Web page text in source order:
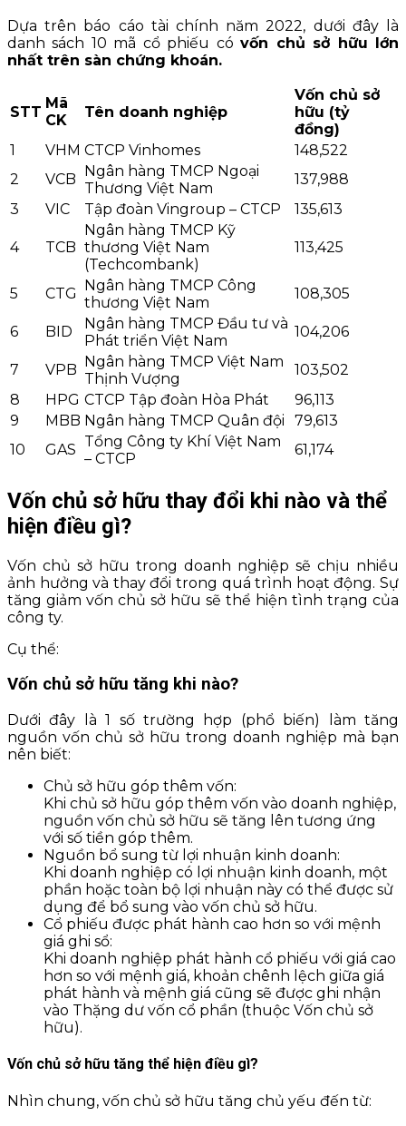
Dựa trên báo cáo tài chính năm 2022, dưới đây là
danh sách 10 mã cổ phiếu cóvốn chủ sở hữu lớn
nhất trên sàn chứng khoán.
STT
Mã
CK
Tên doanh nghiệp
Vốn chủ sở
hữu (tỷ
đồng)
1
VHM CTCP Vinhomes
148,522
2
VCB Ngân hàng TMCP Ngoại
Thương Việt Nam
137,988
3
VIC Tập đoàn Vingroup – CTCP 135,613
4 TCB
Ngân hàng TMCP Kỹ
thương Việt Nam
(Techcombank)
113,425
5 CTG Ngân hàng TMCP Công
thương Việt Nam
108,305
6 BID
Ngân hàng TMCP Đầu tư và
Phát triển Việt Nam
104,206
7 VPB Ngân hàng TMCP Việt Nam
Thịnh Vượng
103,502
8
HPG CTCP Tập đoàn Hòa Phát
96,113
9
MBB Ngân hàng TMCP Quân đội
79,613
10
GAS Tổng Công ty Khí Việt Nam
– CTCP
61,174
Vốn chủ sở hữu thay đổi khi nào và thể
hiện điều gì?
Vốn chủ sở hữu trong doanh nghiệp sẽ chịu nhiều
ảnh hưởng và thay đổi trong quá trình hoạt động. Sự
tăng giảm vốn chủ sở hữu sẽ thể hiện tình trạng của
công ty.
Cụ thể:
Vốn chủ sở hữu tăng khi nào?
Dưới đây là 1 số trường hợp (phổ biến) làm tăng
nguồn vốn chủ sở hữu trong doanh nghiệp mà bạn
nên biết:
Chủ sở hữu góp thêm vốn:
Khi chủ sở hữu góp thêm vốn vào doanh nghiệp,
nguồn vốn chủ sở hữu sẽ tăng lên tương ứng
với số tiền góp thêm.
Nguồn bổ sung từ lợi nhuận kinh doanh:
Khi doanh nghiệp có lợi nhuận kinh doanh, một
phần hoặc toàn bộ lợi nhuận này có thể được sử
dụng để bổ sung vào vốn chủ sở hữu.
Cổ phiếu được phát hành cao hơn so với mệnh
giá ghi sổ:
Khi doanh nghiệp phát hành cổ phiếu với giá cao
hơn so với mệnh giá, khoản chênh lệch giữa giá
phát hành và mệnh giá cũng sẽ được ghi nhận
vào Thặng dư vốn cổ phần (thuộc Vốn chủ sở
hữu).
Vốn chủ sở hữu tăng thể hiện điều gì?
Nhìn chung, vốn chủ sở hữu tăng chủ yếu đến từ: